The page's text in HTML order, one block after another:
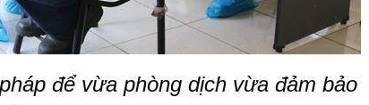
để vừa phòng dịch vừa đảm bảo